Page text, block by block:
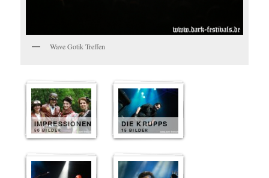
Wave Gotik Treffen
IMPRESSIONEN
50 BILDER
DIE KRUPPS
15 BILDER